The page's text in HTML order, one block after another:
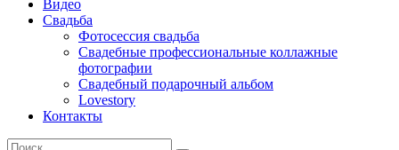
Видео
Свадьба
Фотосессия свадьба
Свадебные профессиональные коллажные
фотографии
Свадебный подарочный альбом
Lovestory
Контакты